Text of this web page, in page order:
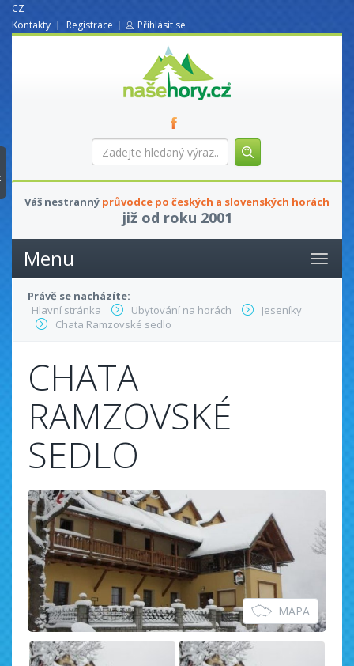
CZ
Kontakty
Registrace Přihlásit se
nasehory.cz
Zadejte
hledaný
Váš nestranný průvodce po českých a slovenských horách
již od roku 2001
Menu
Právě se nacházíte:
Hlavní stránka
Ubytování na horách
Jeseníky
Chata Ramzovské sedlo
CHATA
RAMZOVSKÉ
SEDLO
MAPA